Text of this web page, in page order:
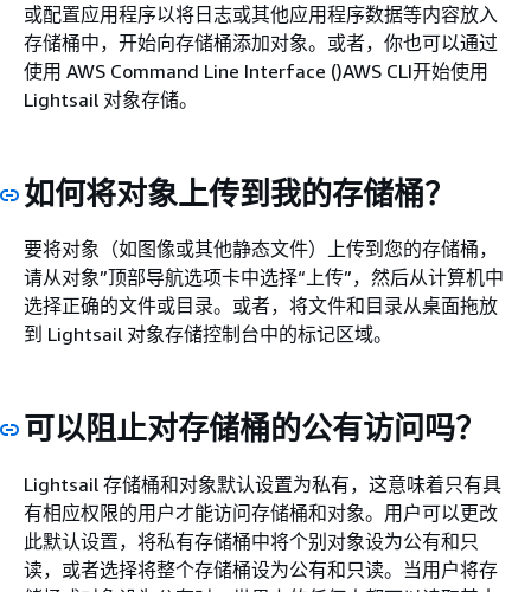
或配置应用程序以将日志或其他应用程序数据等内容放入
存储桶中，开始向存储桶添加对象。或者，你也可以通过
使用 AWS Command Line Interface ()AWS CLI开始使用
Lightsail 对象存储。
如何将对象上传到我的存储桶？
要将对象（如图像或其他静态文件）上传到您的存储桶，
请从对象”顶部导航选项卡中选择“上传”，然后从计算机中
选择正确的文件或目录。或者，将文件和目录从桌面拖放
到 Lightsail 对象存储控制台中的标记区域。
可以阻止对存储桶的公有访问吗？
Lightsail 存储桶和对象默认设置为私有，这意味着只有具
有相应权限的用户才能访问存储桶和对象。用户可以更改
此默认设置，将私有存储桶中将个别对象设为公有和只
读，或者选择将整个存储桶设为公有和只读。当用户将存